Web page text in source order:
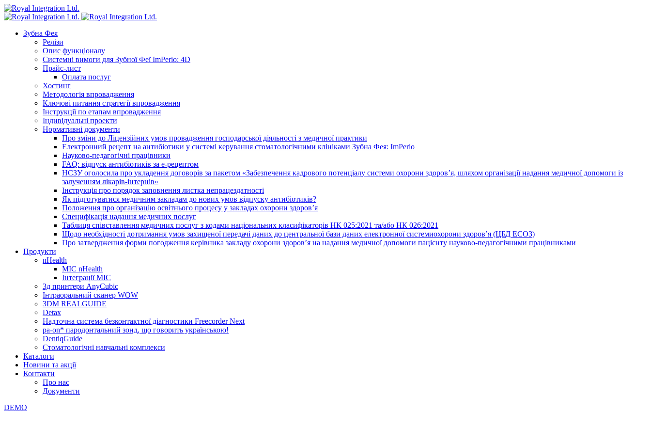
Зубна Фея
Релізи
Опис функціоналу
Системні вимоги для Зубної Феї ImPerio: 4D
Прайс-лист
Оплата послуг
Хостинг
Методологія впровадження
Ключові питання стратегії впровадження
Інструкції по етапам впровадження
Індивідуальні проекти
Нормативні документи
Про зміни до Ліцензійних умов провадження господарської діяльності з медичної практики
Електронний рецепт на антибіотики у системі керування стоматологічними клініками Зубна Фея: ImPerio
Науково-педагогічні працівники
FAQ: відпуск антибіотиків за е-рецептом
НСЗУ оголосила про укладення договорів за пакетом «Забезпечення кадрового потенціалу системи охорони здоров’я, шляхом організації надання медичної допомоги із
залученням лікарів-інтернів»
Інструкція про порядок заповнення листка непрацездатності
Як підготуватися медичним закладам до нових умов відпуску антибіотиків?
Положення про організацію освітнього процесу у закладах охорони здоров’я
Специфікація надання медичних послуг
Таблиця співставлення медичних послуг з кодами національних класифікаторів НК 025:2021 та/або НК 026:2021
Щодо необхідності дотримання умов захищеної передачі даних до центральної бази даних електронної системиохорони здоров’я (ЦБД ЕСОЗ)
Про затвердження форми погодження керівника закладу охорони здоров’я на надання медичної допомоги пацієнту науково-педагогічними працівниками
Продукти
nHealth
МІС nHealth
Інтеграції МІС
3д принтери AnyCubic
Інтраоральний сканер WOW
3DM REALGUIDE
Detax
Надточна система безконтактної діагностики Freecorder Next
pa-on* пародонтальний зонд, що говорить українською!
DentiqGuide
Стоматологічні навчальні комплекси
Каталоги
Новини та акції
Контакти
Про нас
Документи
DEMO